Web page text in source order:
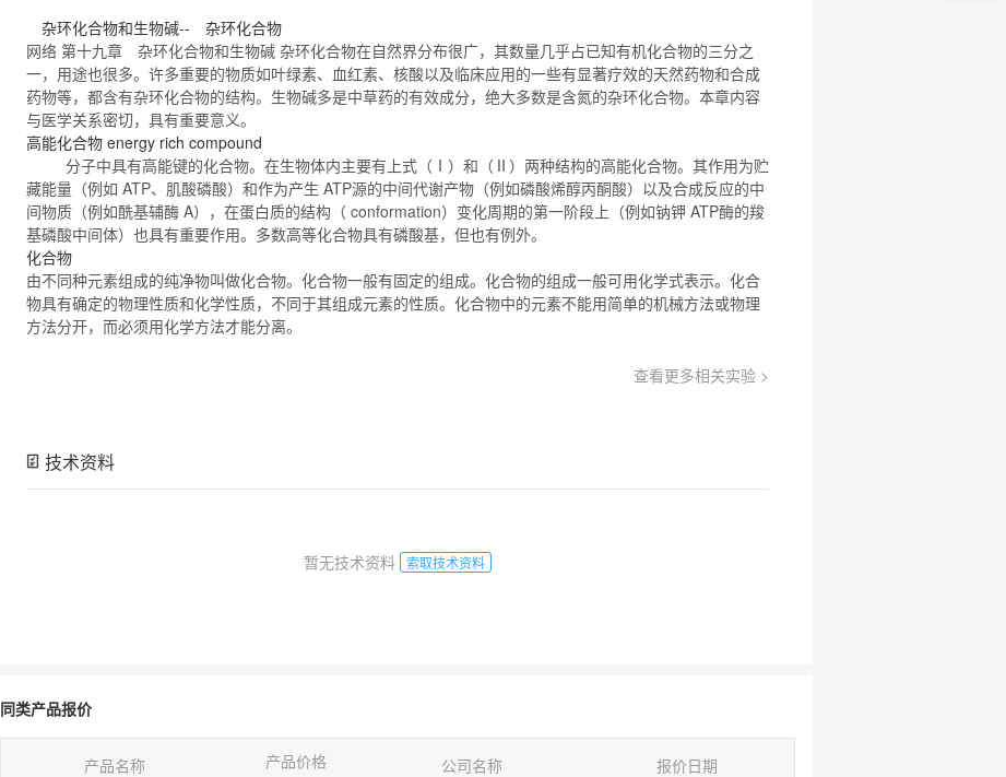
杂环化合物和生物碱-- 杂环化合物
网络 第十九章 杂环化合物和生物碱 杂环化合物在自然界分布很广，其数量几乎占已知有机化合物的三分之
一，用途也很多。许多重要的物质如叶绿素、血红素、核酸以及临床应用的一些有显著疗效的天然药物和合成
药物等，都含有杂环化合物的结构。生物碱多是中草药的有效成分，绝大多数是含氮的杂环化合物。本章内容
与医学关系密切，具有重要意义。
高能化合物 energy rich compound
分子中具有高能键的化合物。在生物体内主要有上式（Ⅰ）和（Ⅱ）两种结构的高能化合物。其作用为贮
藏能量（例如 ATP、肌酸磷酸）和作为产生 ATP源的中间代谢产物（例如磷酸烯醇丙酮酸）以及合成反应的中
间物质（例如酰基辅酶 A），在蛋白质的结构（ conformation）变化周期的第一阶段上（例如钠钾 ATP酶的羧
基磷酸中间体）也具有重要作用。多数高等化合物具有磷酸基，但也有例外。
化合物
由不同种元素组成的纯净物叫做化合物。 化合物一般有固定的组成。 化合物的组成一般可用化学式表示。 化合
物具有确定的物理性质和化学性质，不同于其组成元素的性质。 化合物中的元素不能用简单的机械方法或物理
方法分开，而必须用化学方法才能分离。
查看更多相关实验 >
技术资料
暂无技术资料 索取技术资料
同类产品报价
产品名称 产品价格 公司名称 报价日期